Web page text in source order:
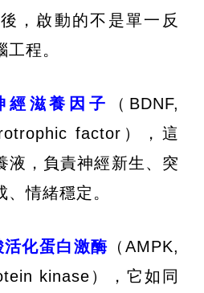
，啟動的不是單一反
程。
滋養因子
（BDNF,
factor），這
液，負責神經新生、突
情緒穩定。
化蛋白激酶 （AMPK,
kinase），它如同